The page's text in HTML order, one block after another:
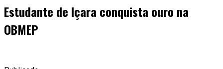
Estudante de Içara conquista ouro na
OBMEP